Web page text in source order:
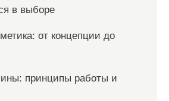
в выборе
от концепции до
принципы работы и